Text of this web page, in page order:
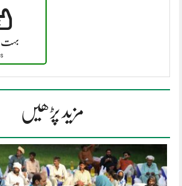
بہت
مزید پڑھیں